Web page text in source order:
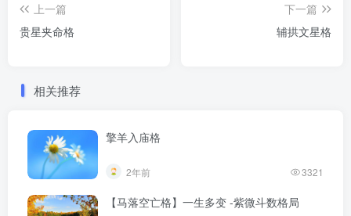
上一篇
贵星夹命格
下一篇
辅拱文星格
相关推荐
擎羊入庙格
2年前 3321
【马落空亡格】一生多变 -紫微斗数格局